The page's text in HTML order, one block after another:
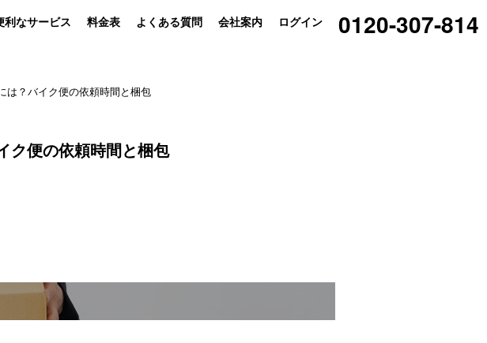
利なサービス 料金表 よくある質問 会社案内 ログイン 0120-307-814
は？バイク便の依頼時間と梱包
ク便の依頼時間と梱包